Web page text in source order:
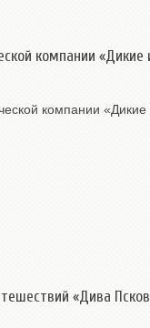
компании
«Дива